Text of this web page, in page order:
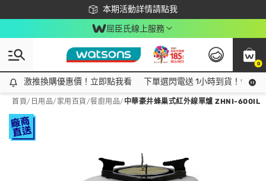
本期活動詳情請點我
下載app最高回饋$350
屈臣氏線上服務
0
激推換購優惠價！立即點我看
激推換購優惠價！立即點我看 下單選閃電送 1小時到貨！領神
首頁/ 日用品/ 家用百貨/餐廚用品/ 中華豪井蜂巢式紅外線單爐 ZHNI-600IL